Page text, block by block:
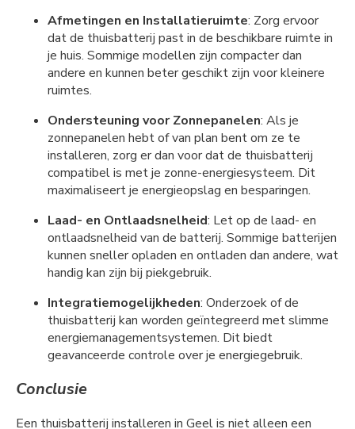
Afmetingen en Installatieruimte: Zorg ervoor
dat de thuisbatterij past in de beschikbare ruimte in
je huis. Sommige modellen zijn compacter dan
andere en kunnen beter geschikt zijn voor kleinere
ruimtes.
Ondersteuning voor Zonnepanelen: Als je
zonnepanelen hebt of van plan bent om ze te
installeren, zorg er dan voor dat de thuisbatterij
compatibel is met je zonne-energiesysteem. Dit
maximaliseert je energieopslag en besparingen.
Laad- en Ontlaadsnelheid: Let op de laad- en
ontlaadsnelheid van de batterij. Sommige batterijen
kunnen sneller opladen en ontladen dan andere, wat
handig kan zijn bij piekgebruik.
Integratiemogelijkheden: Onderzoek of de
thuisbatterij kan worden geïntegreerd met slimme
energiemanagementsystemen. Dit biedt
geavanceerde controle over je energiegebruik.
Conclusie
Een thuisbatterij installeren in Geel is niet alleen een